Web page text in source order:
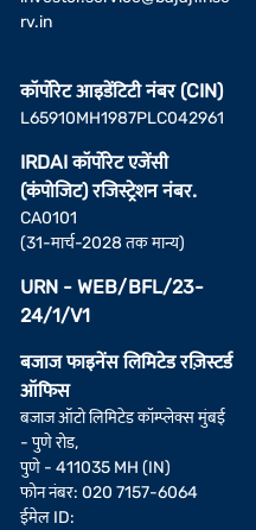
rv.in
कॉर्पोरेट आइडेंटिटी नंबर (CIN)
L65910MH1987PLC042961
IRDAI कॉर्पोरेट एजेंसी
(कंपोजिट) रजिस्ट्रेशन नंबर.
CA0101
(31-मार्च-2028 तक मान्य)
URN - WEB/BFL/23-
24/1/V1
बजाज फाइनेंस लिमिटेड रज़िस्टर्ड
ऑफिस
बजाज ऑटो लिमिटेड कॉम्प्लेक्स मुंबई
- पुणे रोड,
पुणे - 411035 MH (IN)
फोन नंबर: 020 7157-6064
ईमेल ID: